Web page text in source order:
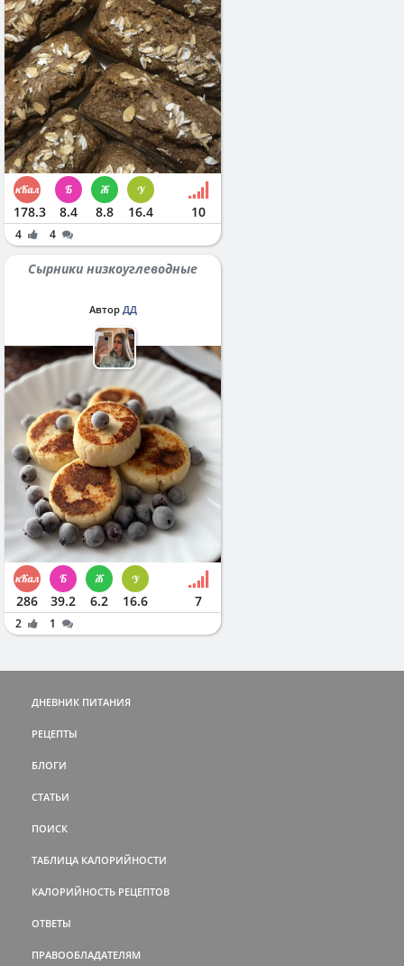
178.3 8.4 8.8 16.4 10
4 4
Сырники низкоуглеводные
Автор ДД
286 39.2 6.2 16.6 7
2 1
ДНЕВНИК ПИТАНИЯ
РЕЦЕПТЫ
БЛОГИ
СТАТЬИ
ПОИСК
ТАБЛИЦА КАЛОРИЙНОСТИ
КАЛОРИЙНОСТЬ РЕЦЕПТОВ
ОТВЕТЫ
ПРАВООБЛАДАТЕЛЯМ